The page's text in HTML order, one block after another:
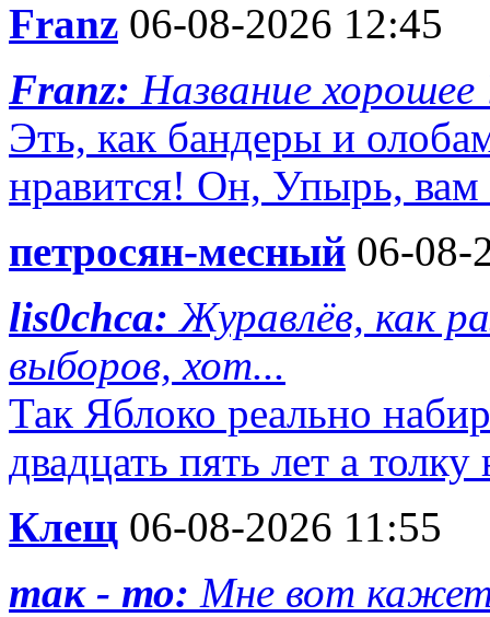
Franz 06-08-2026 12:45
Franz: Название
Эть, как бандеры и
нравится! Он, Упырь,
петросян-месный 06-08-
lis0chca: Журавлёв, как
выборов, хот...
Так Яблоко реально
двадцать пять лет а толку
Клещ 06-08-2026 11:55
так - то: Мне вот